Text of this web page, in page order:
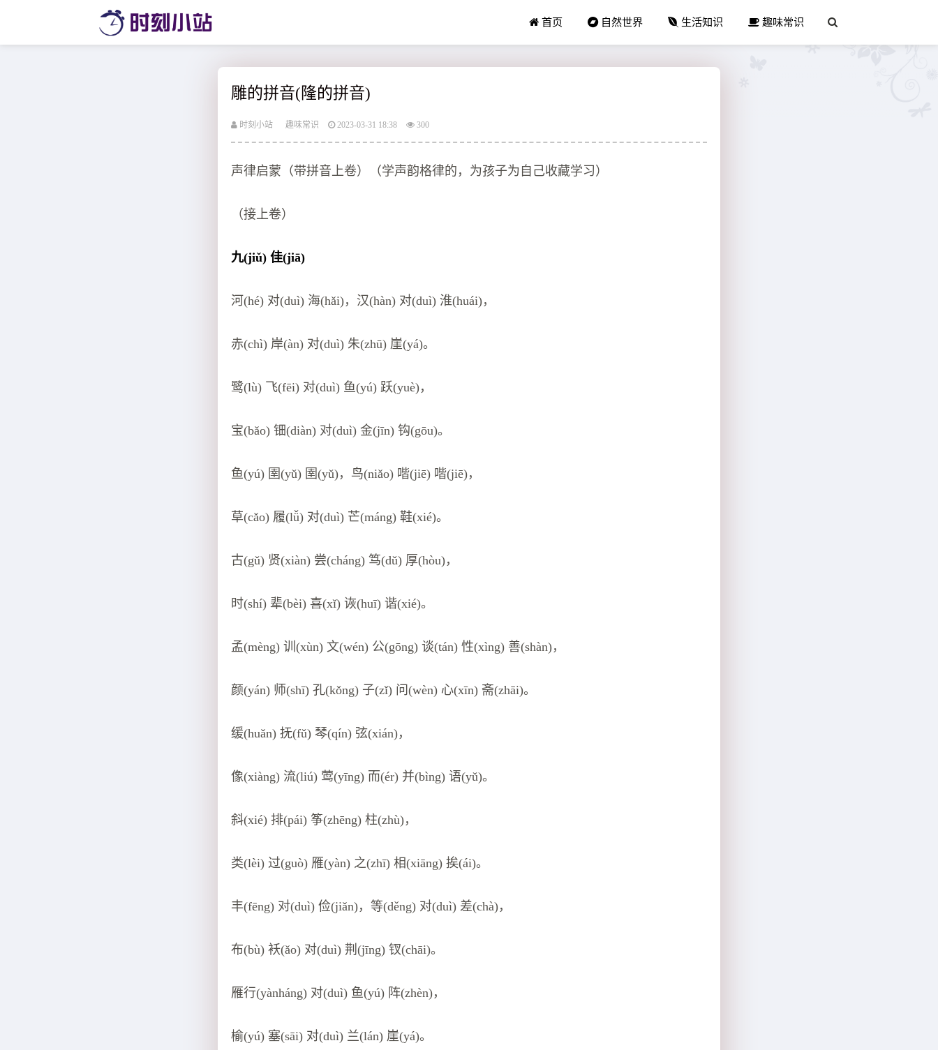
首页 自然世界 生活知识 趣味常识
雕的拼音(隆的拼音)
时刻小站 趣味常识 2023-03-31 18:38 300
声律启蒙（带拼音上卷）（学声韵格律的，为孩子为自己收藏学习）
（接上卷）
九(jiǔ) 佳(jiā)
河(hé) 对(duì) 海(hǎi)，汉(hàn) 对(duì) 淮(huái)，
赤(chì) 岸(àn) 对(duì) 朱(zhū) 崖(yá)。
鹭(lù) 飞(fēi) 对(duì) 鱼(yú) 跃(yuè)，
宝(bǎo) 钿(diàn) 对(duì) 金(jīn) 钩(gōu)。
鱼(yú) 圉(yǔ) 圉(yǔ)，鸟(niǎo) 喈(jiē) 喈(jiē)，
草(cǎo) 履(lǚ) 对(duì) 芒(máng) 鞋(xié)。
古(gǔ) 贤(xiàn) 尝(cháng) 笃(dǔ) 厚(hòu)，
时(shí) 辈(bèi) 喜(xǐ) 诙(huī) 谐(xié)。
孟(mèng) 训(xùn) 文(wén) 公(gōng) 谈(tán) 性(xìng) 善(shàn)，
颜(yán) 师(shī) 孔(kǒng) 子(zǐ) 问(wèn) 心(xīn) 斋(zhāi)。
缓(huǎn) 抚(fǔ) 琴(qín) 弦(xián)，
像(xiàng) 流(liú) 莺(yīng) 而(ér) 并(bìng) 语(yǔ)。
斜(xié) 排(pái) 筝(zhēng) 柱(zhù)，
类(lèi) 过(guò) 雁(yàn) 之(zhī) 相(xiāng) 挨(ái)。
丰(fēng) 对(duì) 俭(jiǎn)，等(děng) 对(duì) 差(chà)，
布(bù) 袄(ǎo) 对(duì) 荆(jīng) 钗(chāi)。
雁行(yànháng) 对(duì) 鱼(yú) 阵(zhèn)，
榆(yú) 塞(sāi) 对(duì) 兰(lán) 崖(yá)。